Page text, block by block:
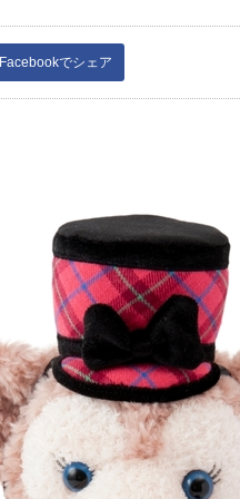
Facebookでシェア